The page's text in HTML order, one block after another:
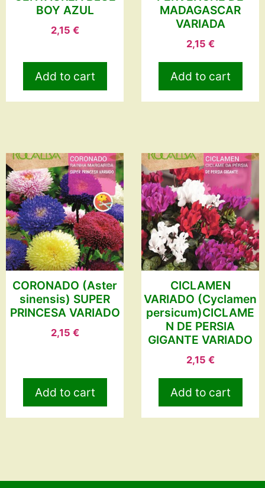
BOY AZUL
2,15 €
Add to cart
MADAGASCAR
VARIADA
2,15 €
Add to cart
CORONADO (Aster
sinensis) SUPER
PRINCESA VARIADO
2,15 €
Add to cart
CICLAMEN
VARIADO (Cyclamen
persicum)CICLAME
N DE PERSIA
GIGANTE VARIADO
2,15 €
Add to cart